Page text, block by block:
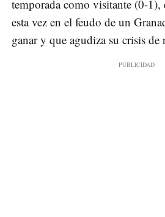
temporada como visitante (0-1),
esta vez en el feudo de un
ganar y que agudiza su crisis de